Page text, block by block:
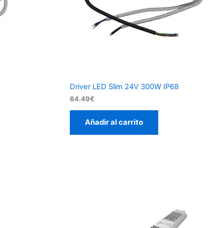
Driver LED Slim 24V 300W IP68
64.49€
Añadir al carrito